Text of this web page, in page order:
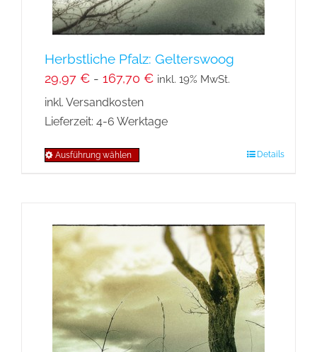
gewählt
werden
Herbstliche Pfalz: Gelterswoog
29,97 € - 167,70 € inkl. 19% MwSt.
inkl. Versandkosten
Lieferzeit: 4-6 Werktage
Ausführung wählen
mehrere
Varianten
auf.
Optionen
können
auf
Details